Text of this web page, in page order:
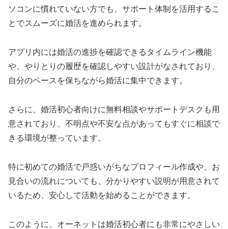
ソコンに慣れていない方でも、サポート体制を活用するこ
とでスムーズに婚活を進められます。
アプリ内には婚活の進捗を確認できるタイムライン機能
や、やりとりの履歴を確認しやすい設計がなされており、
自分のペースを保ちながら婚活に集中できます。
さらに、婚活初心者向けに無料相談やサポートデスクも用
意されており、不明点や不安な点があってもすぐに相談で
きる環境が整っています。
特に初めての婚活で戸惑いがちなプロフィール作成や、お
見合いの流れについても、分かりやすい説明が用意されて
いるため、安心して活動を始めることができます。
このように、オーネットは婚活初心者にも非常にやさしい